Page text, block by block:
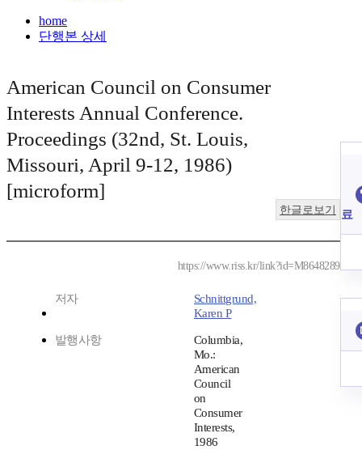
home
단행본 상세
American Council on Consumer
Interests Annual Conference.
Proceedings (32nd, St. Louis,
Missouri, April 9-12, 1986)
[microform]
한글로보기
https://www.riss.kr/link?id=M8648289
저자
Schnittgrund,
Karen P
발행사항
Columbia,
Mo.:
American
Council
on
Consumer
Interests,
1986
료